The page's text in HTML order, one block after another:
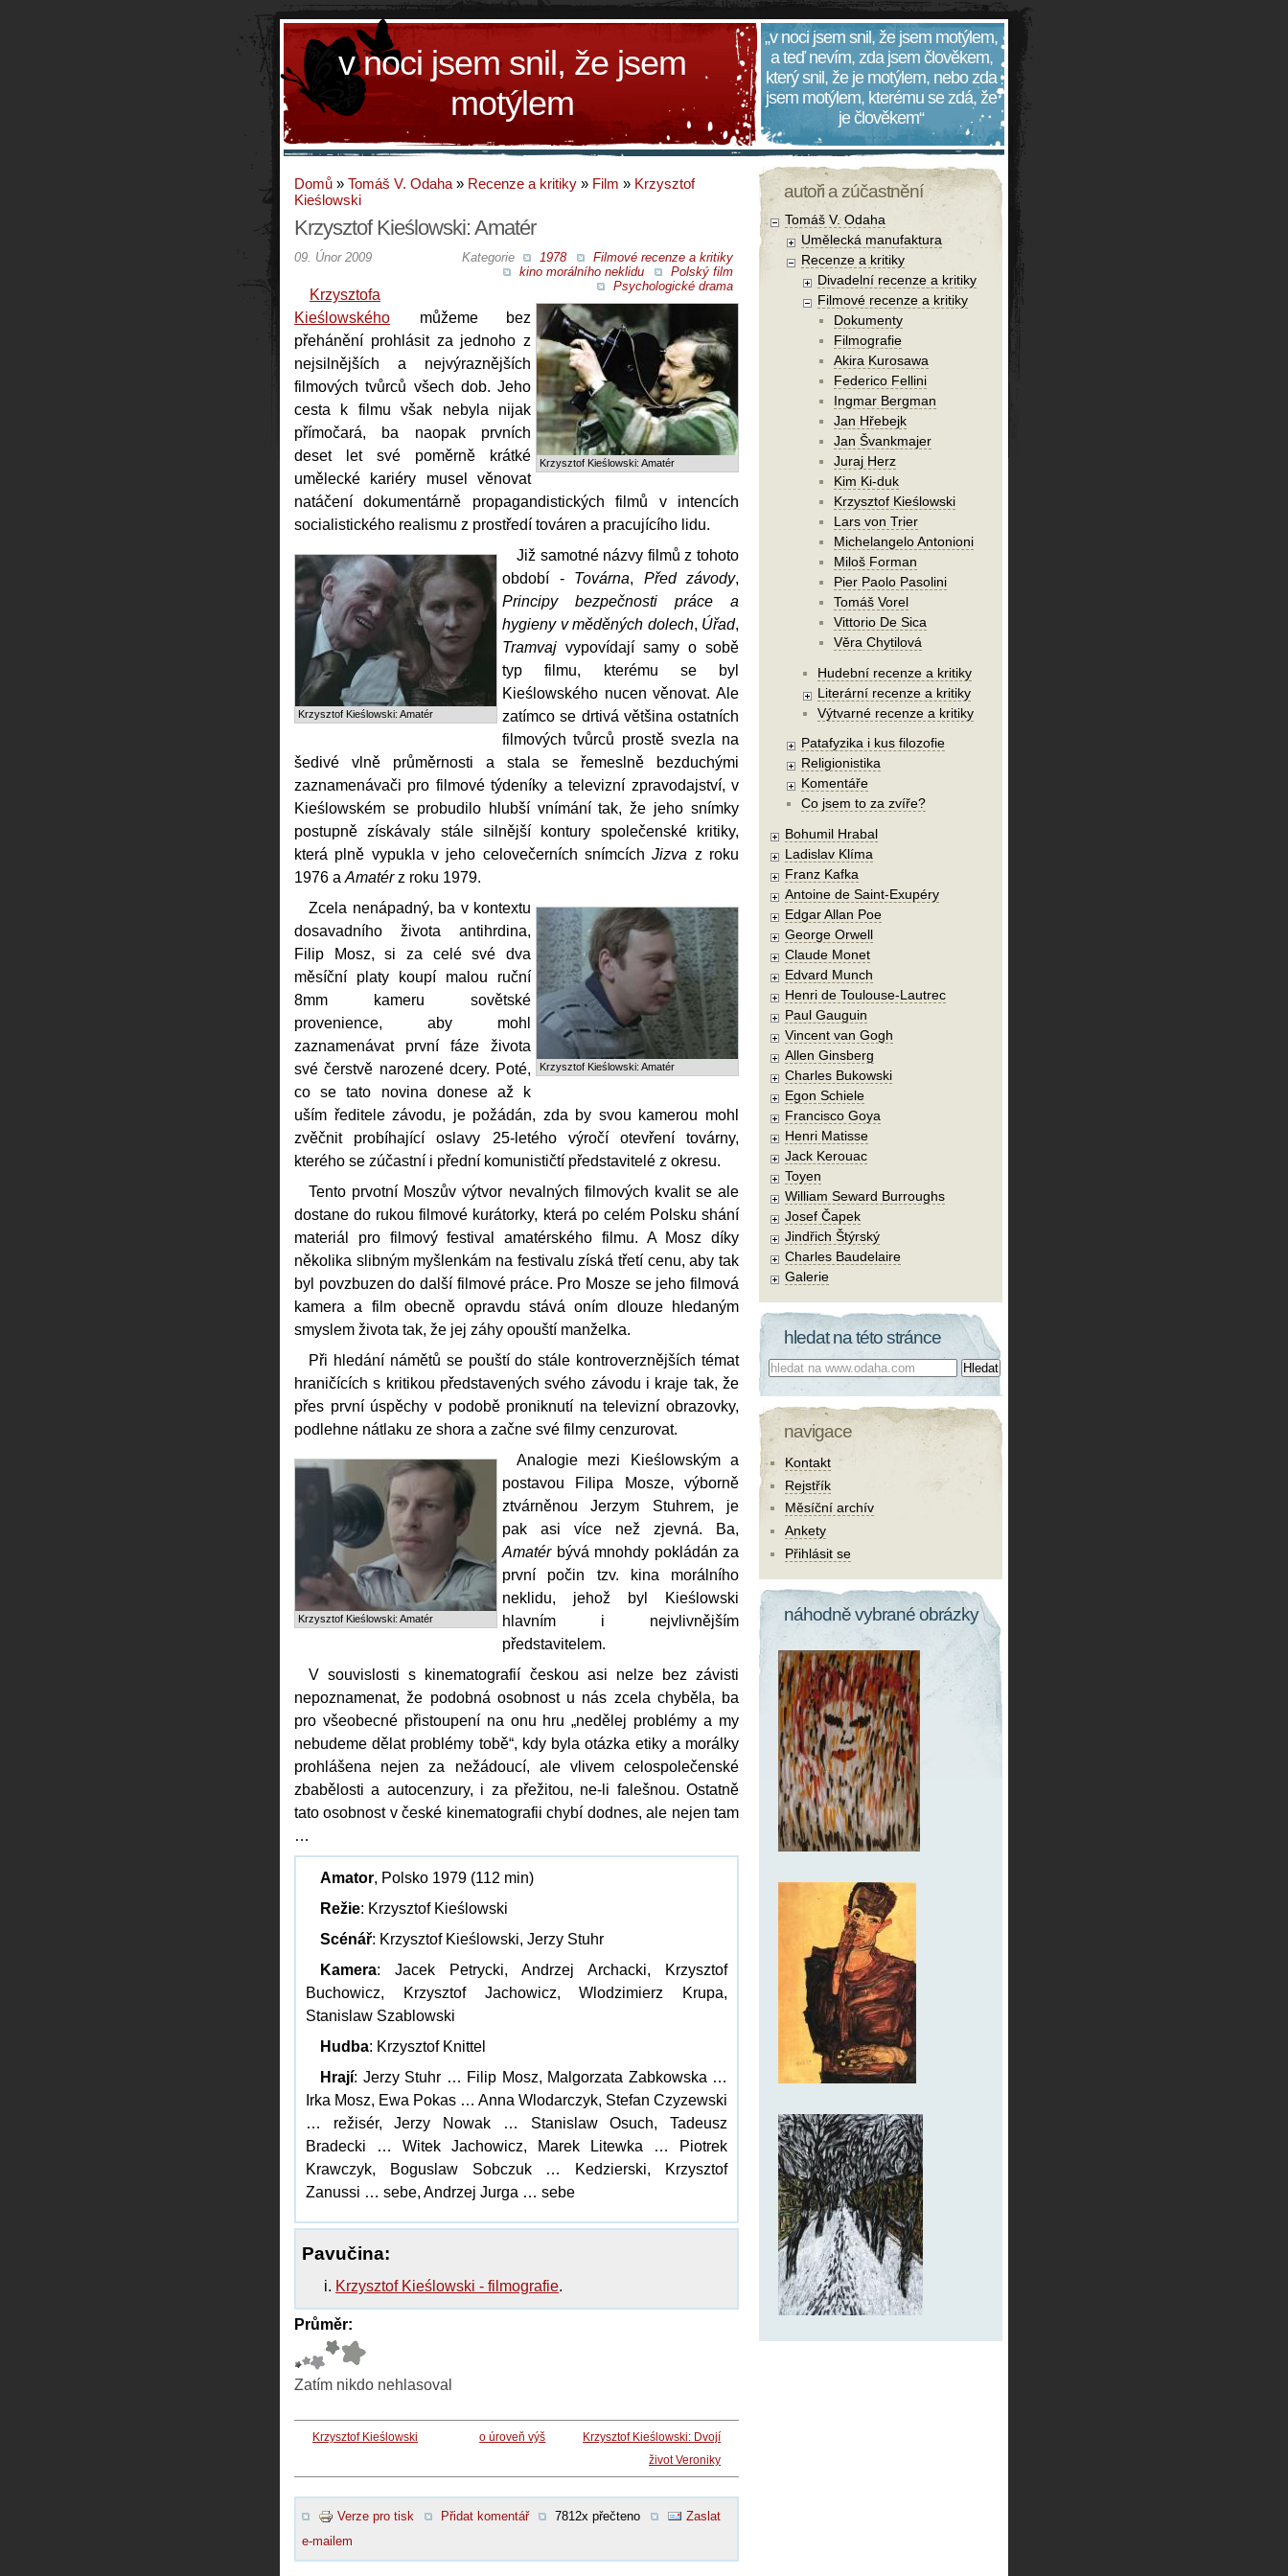
v noci jsem snil, že jsem
motýlem
„v noci jsem snil, že jsem motýlem,
a teď nevím, zda jsem člověkem,
který snil, že je motýlem, nebo zda
jsem motýlem, kterému se zdá, že
je člověkem“
Domů » Tomáš V. Odaha » Recenze a kritiky » Film » Krzysztof
Kieślowski
Krzysztof Kieślowski: Amatér
Kategorie 1978
Filmové recenze a kritiky
kino morálního neklidu
Polský film
Psychologické drama
09. Únor 2009
Krzysztof Kieślowski: Amatér
Krzysztofa
Kieślowského můžeme bez
přehánění prohlásit za jednoho z
nejsilnějších a nejvýraznějších
filmových tvůrců všech dob. Jeho
cesta k filmu však nebyla nijak
přímočará, ba naopak prvních
deset let své poměrně krátké
umělecké kariéry musel věnovat
natáčení dokumentárně propagandistických filmů v intencích
socialistického realismu z prostředí továren a pracujícího lidu.
Krzysztof Kieślowski: Amatér
Již samotné názvy filmů z tohoto
období - Továrna, Před závody,
Principy bezpečnosti práce a
hygieny v měděných dolech, Úřad,
Tramvaj vypovídají samy o sobě
typ filmu, kterému se byl
Kieślowského nucen věnovat. Ale
zatímco se drtivá většina ostatních
filmových tvůrců prostě svezla na
šedivé vlně průměrnosti a stala se řemeslně bezduchými
zaznamenávači pro filmové týdeníky a televizní zpravodajství, v
Kieślowském se probudilo hlubší vnímání tak, že jeho snímky
postupně získávaly stále silnější kontury společenské kritiky,
která plně vypukla v jeho celovečerních snímcíchJizva z roku
1976 a Amatérz roku 1979.
Krzysztof Kieślowski: Amatér
Zcela nenápadný, ba v kontextu
dosavadního života antihrdina,
Filip Mosz, si za celé své dva
měsíční platy koupí malou ruční
8mm kameru sovětské
provenience, aby mohl
zaznamenávat první fáze života
své čerstvě narozené dcery. Poté,
co se tato novina donese až k
uším ředitele závodu, je požádán, zda by svou kamerou mohl
zvěčnit probíhající oslavy 25-letého výročí otevření továrny,
kterého se zúčastní i přední komunističtí představitelé z okresu.
Tento prvotní Moszův výtvor nevalných filmových kvalit se ale
dostane do rukou filmové kurátorky, která po celém Polsku shání
materiál pro filmový festival amatérského filmu. A Mosz díky
několika slibným myšlenkám na festivalu získá třetí cenu, aby tak
byl povzbuzen do další filmové práce. Pro Mosze se jeho filmová
kamera a film obecně opravdu stává oním dlouze hledaným
smyslem života tak, že jej záhy opouští manželka.
Při hledání námětů se pouští do stále kontroverznějších témat
hraničících s kritikou představených svého závodu i kraje tak, že
přes první úspěchy v podobě proniknutí na televizní obrazovky,
podlehne nátlaku ze shora a začne své filmy cenzurovat.
Krzysztof Kieślowski: Amatér
Analogie mezi Kieślowským a
postavou Filipa Mosze, výborně
ztvárněnou Jerzym Stuhrem, je
pak asi více než zjevná. Ba,
Amatérbývá mnohdy pokládán za
první počin tzv. kina morálního
neklidu, jehož byl Kieślowski
hlavním i nejvlivnějším
představitelem.
V souvislosti s kinematografií českou asi nelze bez závisti
nepoznamenat, že podobná osobnost u nás zcela chyběla, ba
pro všeobecné přistoupení na onu hru „nedělej problémy a my
nebudeme dělat problémy tobě“, kdy byla otázka etiky a morálky
prohlášena nejen za nežádoucí, ale vlivem celospolečenské
zbabělosti a autocenzury, i za přežitou, ne-li falešnou. Ostatně
tato osobnost v české kinematografii chybí dodnes, ale nejen tam
…
Amator, Polsko 1979 (112 min)
Režie: Krzysztof Kieślowski
Scénář: Krzysztof Kieślowski, Jerzy Stuhr
Kamera: Jacek Petrycki, Andrzej Archacki, Krzysztof
Buchowicz, Krzysztof Jachowicz, Wlodzimierz Krupa,
Stanislaw Szablowski
Hudba: Krzysztof Knittel
Hrají: Jerzy Stuhr … Filip Mosz, Malgorzata Zabkowska …
Irka Mosz, Ewa Pokas … Anna Wlodarczyk, Stefan Czyzewski
… režisér, Jerzy Nowak … Stanislaw Osuch, Tadeusz
Bradecki … Witek Jachowicz, Marek Litewka … Piotrek
Krawczyk, Boguslaw Sobczuk … Kedzierski, Krzysztof
Zanussi … sebe, Andrzej Jurga … sebe
Pavučina:
Krzysztof Kieślowski - filmografie.
Průměr:
Zatím nikdo nehlasoval
Krzysztof Kieślowski o úroveň výš
Krzysztof Kieślowski: Dvojí
život Veroniky
Verze pro tisk Přidat komentář 7812x přečteno
Zaslat
e-mailem
autoři a zúčastnění
Tomáš V. Odaha
Umělecká manufaktura
Recenze a kritiky
Divadelní recenze a kritiky
Filmové recenze a kritiky
Dokumenty
Filmografie
Akira Kurosawa
Federico Fellini
Ingmar Bergman
Jan Hřebejk
Jan Švankmajer
Juraj Herz
Kim Ki-duk
Krzysztof Kieślowski
Lars von Trier
Michelangelo Antonioni
Miloš Forman
Pier Paolo Pasolini
Tomáš Vorel
Vittorio De Sica
Věra Chytilová
Hudební recenze a kritiky
Literární recenze a kritiky
Výtvarné recenze a kritiky
Patafyzika i kus filozofie
Religionistika
Komentáře
Co jsem to za zvíře?
Bohumil Hrabal
Ladislav Klíma
Franz Kafka
Antoine de Saint-Exupéry
Edgar Allan Poe
George Orwell
Claude Monet
Edvard Munch
Henri de Toulouse-Lautrec
Paul Gauguin
Vincent van Gogh
Allen Ginsberg
Charles Bukowski
Egon Schiele
Francisco Goya
Henri Matisse
Jack Kerouac
Toyen
William Seward Burroughs
Josef Čapek
Jindřich Štýrský
Charles Baudelaire
Galerie
hledat na této stránce
Co hledat:
navigace
Kontakt
Rejstřík
Měsíční archív
Ankety
Přihlásit se
náhodně vybrané obrázky